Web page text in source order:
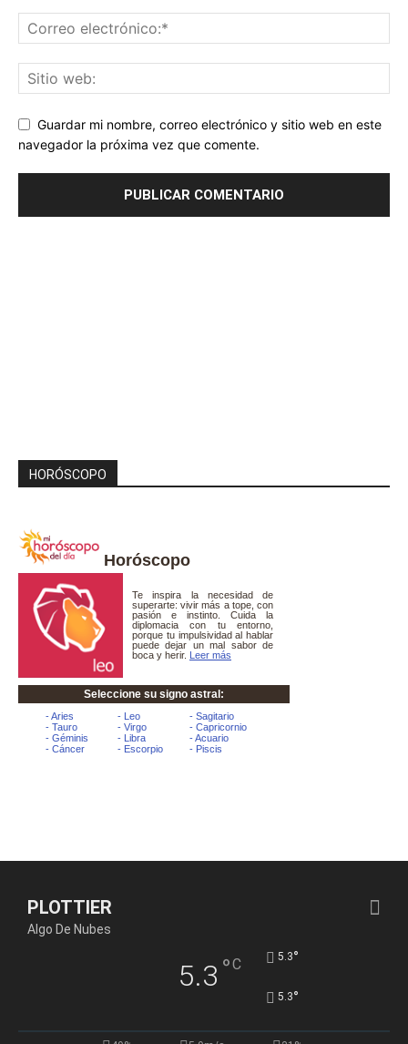
Guardar mi nombre, correo electrónico y sitio web en este
navegador la próxima vez que comente.
HORÓSCOPO
Horóscopo
PLOTTIER
Algo De Nubes
5.3 °C 5.3°
5.3°